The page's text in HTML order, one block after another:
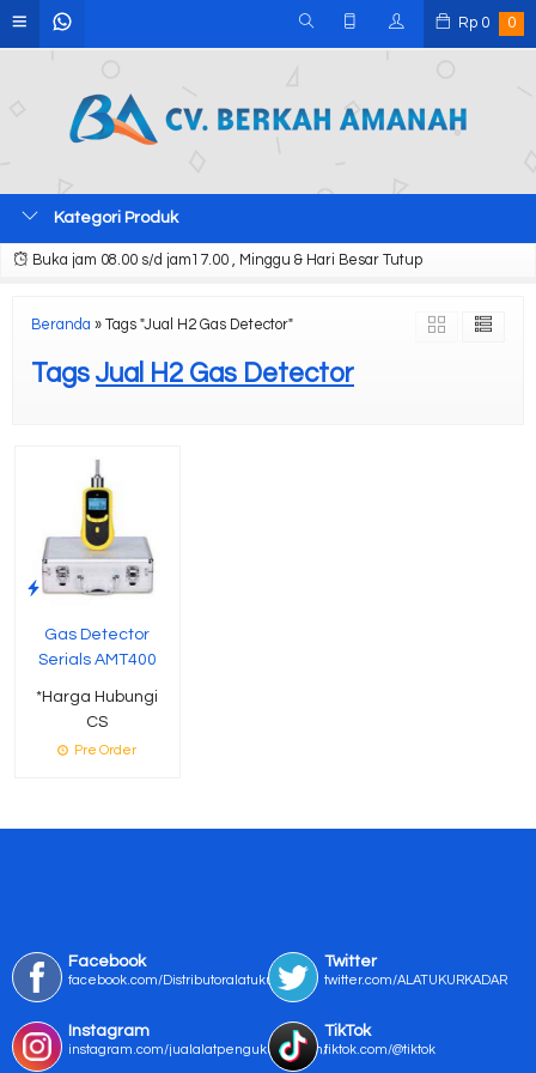
Rp 0 0
Kategori Produk
Buka jam 08.00 s/d jam17.00 , Minggu & Hari Besar Tutup
Beranda » Tags "Jual H2 Gas Detector"
Tags Jual H2 Gas Detector
Gas Detector
Serials AMT400
*Harga Hubungi
CS
Pre Order
Facebook
facebook.com/Distributoralatukur
Twitter
twitter.com/ALATUKURKADAR
Instagram
instagram.com/jualalatpengukurmurah/
TikTok
tiktok.com/@tiktok